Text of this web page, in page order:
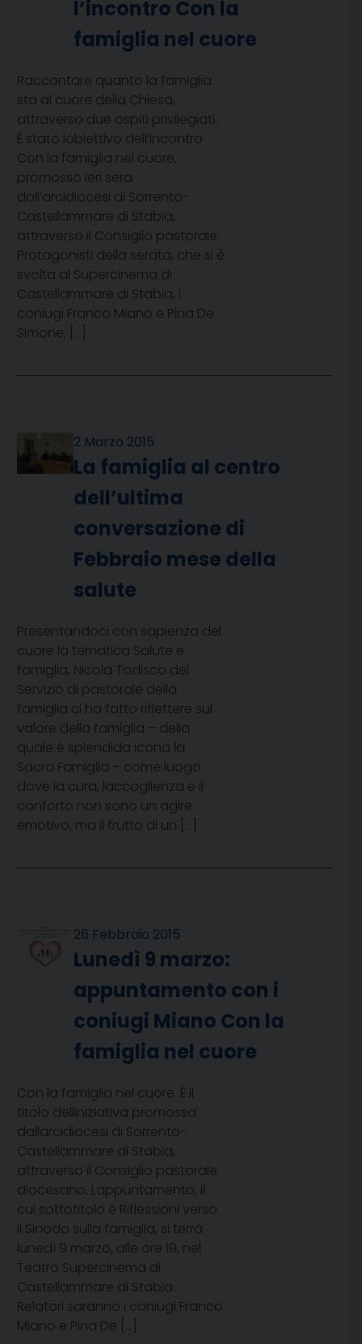
l’incontro Con la
famiglia nel cuore
Raccontare quanto la famiglia
sta al cuore della Chiesa,
attraverso due ospiti privilegiati.
È stato lobiettivo dell’incontro
Con la famiglia nel cuore,
promosso ieri sera
dall’arcidiocesi di Sorrento-
Castellammare di Stabia,
attraverso il Consiglio pastorale.
Protagonisti della serata, che si è
svolta al Supercinema di
Castellammare di Stabia, i
coniugi Franco Miano e Pina De
Simone, […]
2 Marzo 2015
La famiglia al centro
dell’ultima
conversazione di
Febbraio mese della
salute
Presentandoci con sapienza del
cuore la tematica Salute e
famiglia, Nicola Todisco del
Servizio di pastorale della
famiglia ci ha fatto riflettere sul
valore della famiglia – della
quale è splendida icona la
Sacra Famiglia – come luogo
dove la cura, laccoglienza e il
conforto non sono un agire
emotivo, ma il frutto di un […]
26 Febbraio 2015
Lunedì 9 marzo:
appuntamento con i
coniugi Miano Con la
famiglia nel cuore
Con la famiglia nel cuore. È il
titolo delliniziativa promossa
dallarcidiocesi di Sorrento-
Castellammare di Stabia,
attraverso il Consiglio pastorale
diocesano. Lappuntamento, il
cui sottotitolo è Riflessioni verso
il Sinodo sulla famiglia, si terrà
lunedì 9 marzo, alle ore 19, nel
Teatro Supercinema di
Castellammare di Stabia.
Relatori saranno i coniugi Franco
Miano e Pina De […]